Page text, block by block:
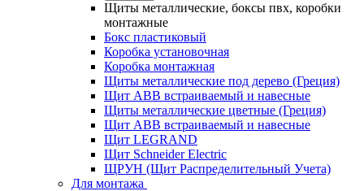
Щиты металлические, боксы пвх, коробки
монтажные
Бокс пластиковый
Коробка установочная
Коробка монтажная
Щиты металлические под дерево (Греция)
Щит ABB встраиваемый и навесные
Щиты металлические цветные (Греция)
Щит ABB встраиваемый и навесные
Щит LEGRAND
Щит Schneider Electric
ЩРУН (Щит Распределительный Учета)
Для монтажа